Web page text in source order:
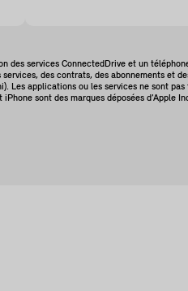
des services ConnectedDrive et un
des contrats, des abonnements et
applications ou les services ne sont
sont des marques déposées d’Apple